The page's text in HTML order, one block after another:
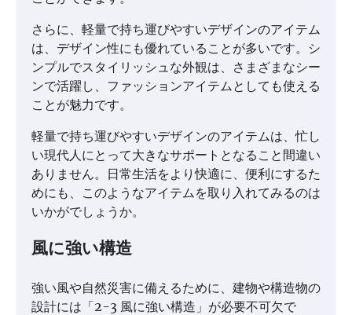
さらに、軽量で持ち運びやすいデザインのアイテム
は、デザイン性にも優れていることが多いです。シ
ンプルでスタイリッシュな外観は、さまざまなシー
ンで活躍し、ファッションアイテムとしても使える
ことが魅力です。
軽量で持ち運びやすいデザインのアイテムは、忙し
い現代人にとって大きなサポートとなること間違い
ありません。日常生活をより快適に、便利にするた
めにも、このようなアイテムを取り入れてみるのは
いかがでしょうか。
風に強い構造
強い風や自然災害に備えるために、建物や構造物の
設計には「2-3 風に強い構造」が必要不可欠で